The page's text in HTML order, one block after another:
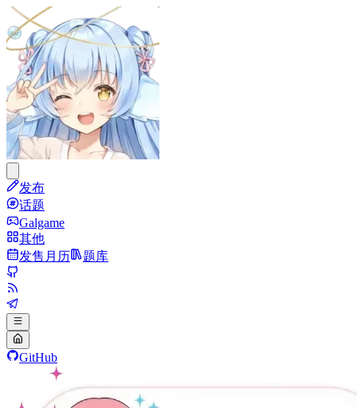
发布
话题
Galgame
其他
发售月历
题库
GitHub